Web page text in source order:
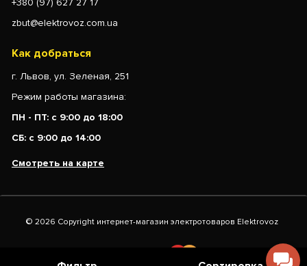
+380 (97) 627 27 17
zbut@elektrovoz.com.ua
Как добраться
г. Львов, ул. Зеленая, 251
Режим работы магазина:
ПН - ПТ: с 9:00 до 18:00
СБ: с 9:00 до 14:00
Смотреть на карте
© 2026 Copyright интернет-магазин электротоваров Elektrovoz